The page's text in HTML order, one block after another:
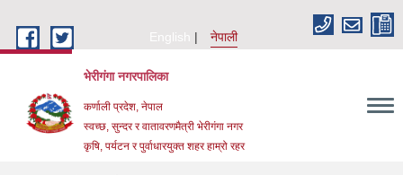
English
नेपाली
भेरीगंगा नगरपालिका
कर्णाली प्रदेश, नेपाल
स्वच्छ, सुन्दर र वातावरणमैत्री भेरीगंगा नगर
कृषि, पर्यटन र पुर्वाधारयुक्त शहर हाम्रो रहर